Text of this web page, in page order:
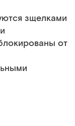
зщелками
от